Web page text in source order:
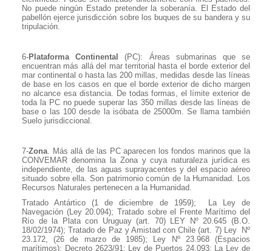
No puede ningún Estado pretender la soberanía. El Estado del
pabellón ejerce jurisdicción sobre los buques de su bandera y su
tripulación.
6-Plataforma Continental(PC): Áreas submarinas que se
encuentran más allá del mar territorial hasta el borde exterior del
mar continental o hasta las 200 millas, medidas desde las líneas
de base en los casos en que el borde exterior de dicho margen
no alcance esa distancia. De todas formas, el límite exterior de
toda la PC no puede superar las 350 millas desde las líneas de
base o las 100 desde la isóbata de 25000m. Se llama también
Suelo jurisdiccional.
7-Zona. Más allá de las PC aparecen los fondos marinos que la
CONVEMAR denomina la Zona y cuya naturaleza jurídica es
independiente, de las aguas suprayacentes y del espacio aéreo
situado sobre ella. Son patrimonio común de la Humanidad. Los
Recursos Naturales pertenecen a la Humanidad.
Tratado Antártico (1 de diciembre de 1959);
La Ley de
Navegación (Ley 20.094); Tratado sobre el Frente Marítimo del
Río de la Plata con Uruguay (art. 70) LEY Nº 20.645 (B.O.
18/02/1974); Tratado de Paz y Amistad con Chile (art. 7) Ley
Nº
23.172, (26 de marzo de 1985); Ley Nº 23.968 (Espacios
marítimos); Decreto 2623/91; Ley de Puertos 24.093; La Ley de